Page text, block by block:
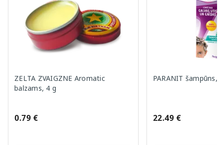
ZELTA ZVAIGZNE Aromatic
balzams, 4 g
0.79 €
PARANIT šampūns,
22.49 €